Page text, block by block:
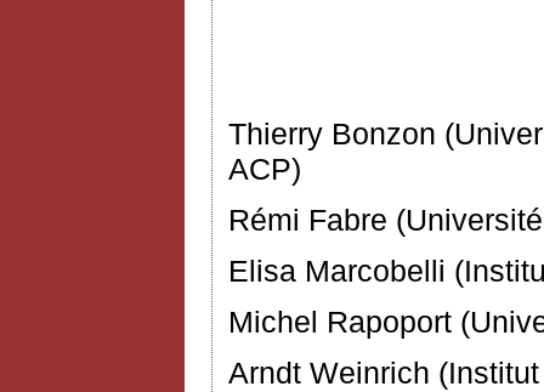
Thierry Bonzon
ACP)
Rémi Fabre
Elisa Marcobelli
Michel Rapoport
Arndt Weinrich